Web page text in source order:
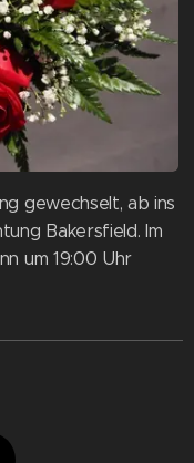
gewechselt, ab ins
Bakersfield. Im
um 19:00 Uhr